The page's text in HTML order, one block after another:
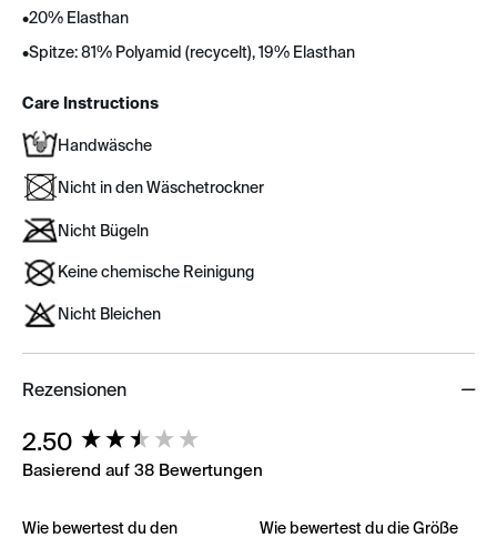
•20% Elasthan
•Spitze: 81% Polyamid (recycelt), 19% Elasthan
Care Instructions
Handwäsche
Nicht in den Wäschetrockner
Nicht Bügeln
Keine chemische Reinigung
Nicht Bleichen
Rezensionen
2.50
Basierend auf 38 Bewertungen
Wie bewertest du den
Wie bewertest du die Größe
New content loaded